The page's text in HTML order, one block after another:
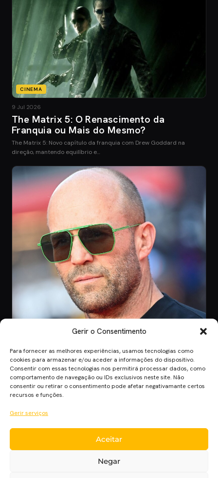
Gerir o Consentimento
Para fornecer as melhores experiências, usamos tecnologias como
cookies para armazenar e/ou aceder a informações do dispositivo.
Consentir com essas tecnologias nos permitirá processar dados, como
comportamento de navegação ou IDs exclusivos neste site. Não
consentir ou retirar o consentimento pode afetar negativamante certos
recursos e funções.
Gerir serviços
Aceitar
Negar
CINEMA
9 Jul 2026
The Matrix 5: O Renascimento da
Franquia ou Mais do Mesmo?
The Matrix 5: Novo capítulo da franquia com Drew Goddard na
direção, mantendo equilíbrio e…
CINEMA
8 Jul 2026
Mutiny: O Novo Thriller de Ação de Jason
Statham em 2026
quando o filme chega aos cinem…